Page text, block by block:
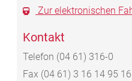
Zur elektronischen
Kontakt
Telefon (04 61) 316-0
Fax (04 61) 3 16 14 95 16